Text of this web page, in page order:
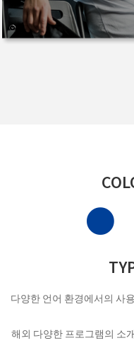
다양한 언어 환경에서의 사
해외 다양한 프로그램의 소